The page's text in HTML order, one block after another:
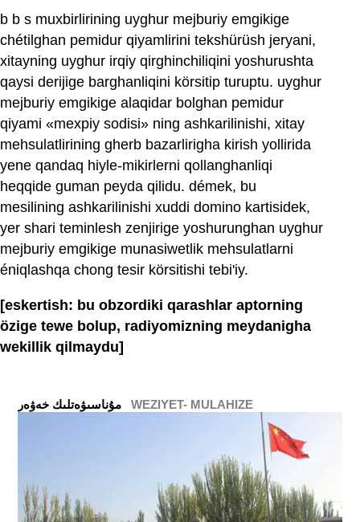
b b s muxbirlirining uyghur mejburiy emgikige
chétilghan pemidur qiyamlirini tekshürüsh jeryani,
xitayning uyghur irqiy qirghinchiliqini yoshurushta
qaysi derijige barghanliqini körsitip turuptu. uyghur
mejburiy emgikige alaqidar bolghan pemidur
qiyami «mexpiy sodisi» ning ashkarilinishi, xitay
mehsulatlirining gherb bazarlirigha kirish yollirida
yene qandaq hiyle-mikirlerni qollanghanliqi
heqqide guman peyda qilidu. démek, bu
mesilining ashkarilinishi xuddi domino kartisidek,
yer shari teminlesh zenjirige yoshurunghan uyghur
mejburiy emgikige munasiwetlik mehsulatlarni
éniqlashqa chong tesir körsitishi tebi'iy.
[eskertish: bu obzordiki qarashlar aptorning
özige tewe bolup, radiyomizning meydanigha
wekillik qilmaydu]
WEZIYET- MULAHIZE